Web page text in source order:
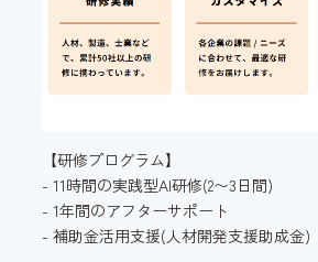
【研修プログラム】
- 11時間の実践型AI研修(2〜3日間)
- 1年間のアフターサポート
- 補助金活用支援(人材開発支援助成金)